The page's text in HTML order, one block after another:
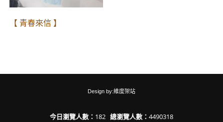
【 青春來信 】
Design by:維度架站
今日瀏覽人數： 182 總瀏覽人數： 4490318